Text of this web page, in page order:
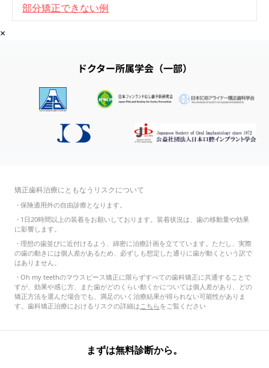
部分矯正できない例
×
ドクター所属学会（一部）
矯正歯科治療にともなうリスクについて
・保険適用外の自由診療となります。
・ 1日20時間以上の装着をお願いしております。装着状況は、歯の移動量や効果
に影響します。
・理想の歯並びに近付けるよう、綿密に治療計画を立てています。ただし、実際
の歯の動きには個人差があるため、必ずしも想定した通りに歯が動くという訳で
はありません。
・Oh my teethのマウスピース矯正に限らずすべての歯科矯正に共通することで
すが、効果や感じ方、また歯がどのくらい動くかについては個人差があり、どの
矯正方法を選んだ場合でも、満足のいく治療結果が得られない可能性がありま
す。歯科矯正治療におけるリスクの詳細はこちらをご覧ください
まずは無料診断から。